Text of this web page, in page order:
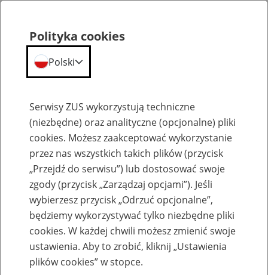
Szkolenia
Zaproś ZUS do siebie - zakładanie profili
eZUS w siedzibie Twojej firmy
Polityka cookies
Polski
Serwisy ZUS wykorzystują techniczne
(niezbędne) oraz analityczne (opcjonalne) pliki
cookies. Możesz zaakceptować wykorzystanie
przez nas wszystkich takich plików (przycisk
„Przejdź do serwisu”) lub dostosować swoje
zgody (przycisk „Zarządzaj opcjami”). Jeśli
wybierzesz przycisk „Odrzuć opcjonalne”,
będziemy wykorzystywać tylko niezbędne pliki
cookies. W każdej chwili możesz zmienić swoje
ustawienia. Aby to zrobić, kliknij „Ustawienia
plików cookies” w stopce.